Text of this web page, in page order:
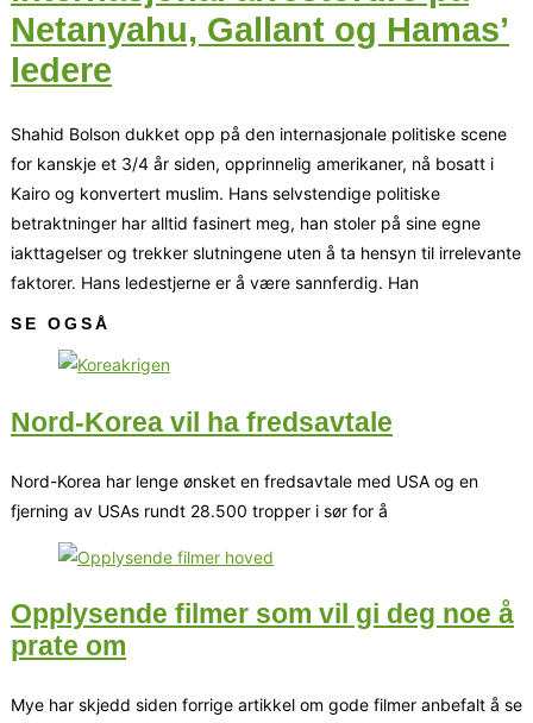
Netanyahu, Gallant og Hamas’
ledere
Shahid Bolson dukket opp på den internasjonale politiske scene
for kanskje et 3/4 år siden, opprinnelig amerikaner, nå bosatt i
Kairo og konvertert muslim. Hans selvstendige politiske
betraktninger har alltid fasinert meg, han stoler på sine egne
iakttagelser og trekker slutningene uten å ta hensyn til irrelevante
faktorer. Hans ledestjerne er å være sannferdig. Han
SE OGSÅ
Nord-Korea vil ha fredsavtale
Nord-Korea har lenge ønsket en fredsavtale med USA og en
fjerning av USAs rundt 28.500 tropper i sør for å
Opplysende filmer som vil gi deg noe å
prate om
Mye har skjedd siden forrige artikkel om gode filmer anbefalt å se